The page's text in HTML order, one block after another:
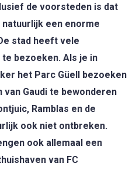
de voorsteden is dat
een enorme
stad heeft vele
bezoeken. Als je in
het Parc Güell bezoeken
Gaudi te bewonderen
Ramblas en de
ook niet ontbreken.
ook allemaal een
van FC